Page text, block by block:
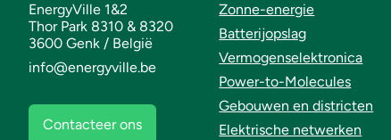
EnergyVille 1&2
Thor Park 8310 & 8320
3600 Genk / België
info@energyville.be
Contacteer ons
Zonne-energie
Batterijopslag
Vermogenselektronica
Power-to-Molecules
Gebouwen en districten
Elektrische netwerken